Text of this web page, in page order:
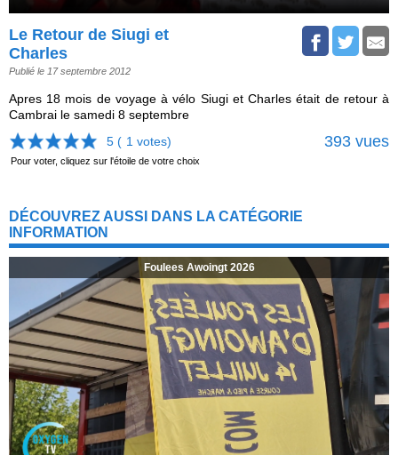
Le Retour de Siugi et
Charles
Publié le 17 septembre 2012
Apres 18 mois de voyage à vélo Siugi et Charles était de retour à
Cambrai le samedi 8 septembre
5 ( 1 votes) 393 vues
Pour voter, cliquez sur l'étoile de votre choix
DÉCOUVREZ AUSSI DANS LA CATÉGORIE
INFORMATION
Foulees Awoingt 2026